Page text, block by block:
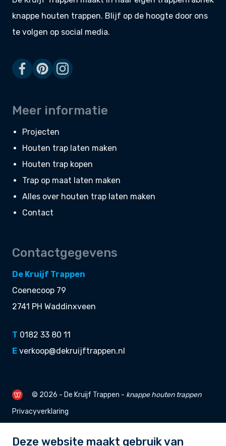
knappe houten trappen. Blijf op de hoogte door ons
te volgen op social media.
Meer informatie
Projecten
Houten trap laten maken
Houten trap kopen
Trap op maat laten maken
Alles over houten trap laten maken
Contact
Contactgegevens
De Kruijf Trappen
Coenecoop 79
2741 PH Waddinxveen
T 0182 33 80 11
E verkoop@dekruijftrappen.nl
© 2026 - De Kruijf Trappen - knappehouten trappen
Privacyverklaring
Deze website maakt gebruik van